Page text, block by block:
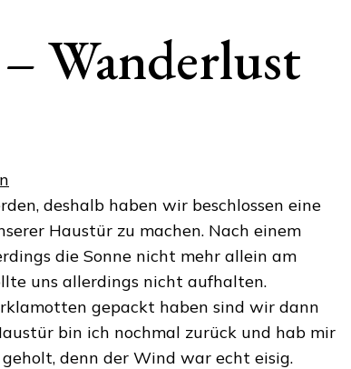
Wanderlust
deshalb haben wir beschlossen eine
Haustür zu machen. Nach einem
die Sonne nicht mehr allein am
uns allerdings nicht aufhalten.
gepackt haben sind wir dann
bin ich nochmal zurück und hab mir
denn der Wind war echt eisig.